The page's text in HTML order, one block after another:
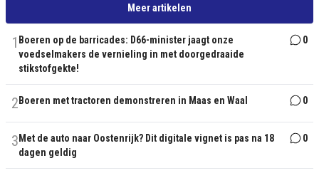
Meer artikelen
1 Boeren op de barricades: D66-minister jaagt onze
voedselmakers de vernieling in met doorgedraaide
stikstofgekte!
0
2 Boeren met tractoren demonstreren in Maas en Waal 0
3 Met de auto naar Oostenrijk? Dit digitale vignet is pas na 18
dagen geldig
0